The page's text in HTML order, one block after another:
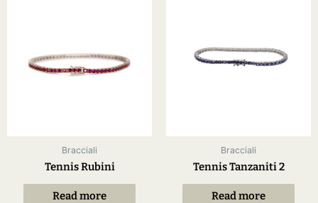
Bracciali
Tennis Rubini
Read more
Bracciali
Tennis Tanzaniti 2
Read more